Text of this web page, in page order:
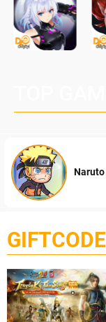
GIFTCODE